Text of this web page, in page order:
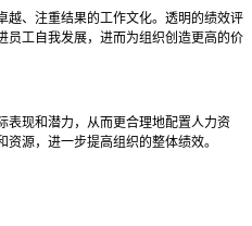
越、注重结果的工作文化。透明的绩效评
员工自我发展，进而为组织创造更高的价
表现和潜力，从而更合理地配置人力资
源，进一步提高组织的整体绩效。